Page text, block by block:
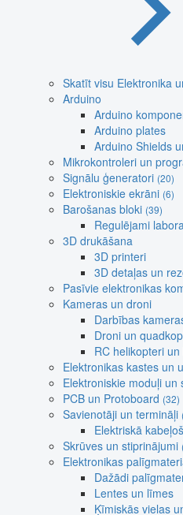
Skatīt visu Elektronika
Arduino
Arduino
Arduino plates
Arduino Shields
Mikrokontroleri un
Signālu ģeneratori (20)
Elektroniskie ekrāni (6)
Barošanas bloki (39)
Regulējami
3D drukāšana
3D printeri
3D detaļas un
Pasīvie elektronikas
Kameras un droni
Darbības
Droni un
RC helikopteri
Elektronikas kastes un
Elektroniskie moduļi un
PCB un Protoboard (32)
Savienotāji un termināļi
Elektriskā
Skrūves un stiprinājumi
Elektronikas
Dažādi
Lentes un līmes
Ķīmiskās vielas